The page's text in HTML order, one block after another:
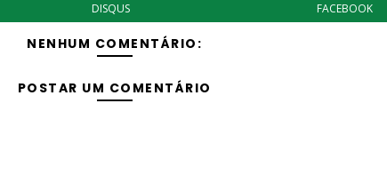
DISQUS FACEBOOK
NENHUM COMENTÁRIO:
POSTAR UM COMENTÁRIO